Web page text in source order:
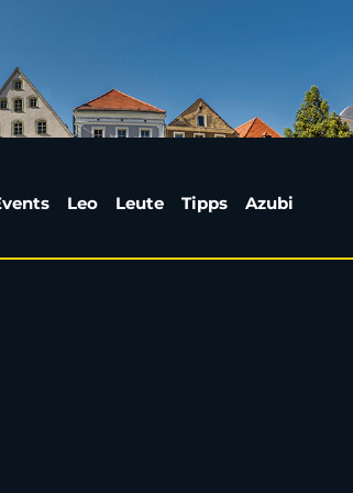
rückt für
Leo Leute Tipps Azubi